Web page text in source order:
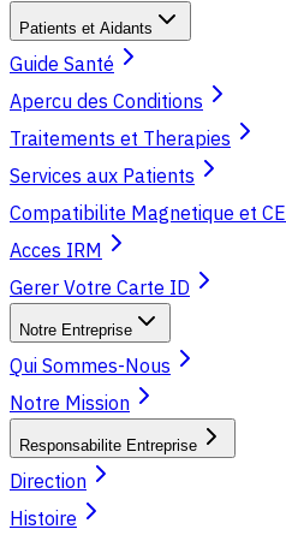
Patients et Aidants
Guide Santé
Apercu des Conditions
Traitements et Therapies
Services aux Patients
Compatibilite Magnetique et
Acces IRM
Gerer Votre Carte ID
Notre Entreprise
Qui Sommes-Nous
Notre Mission
Responsabilite Entreprise
Direction
Histoire